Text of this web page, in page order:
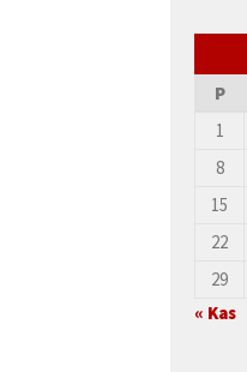
P
1
8
15
22
29
« Kas